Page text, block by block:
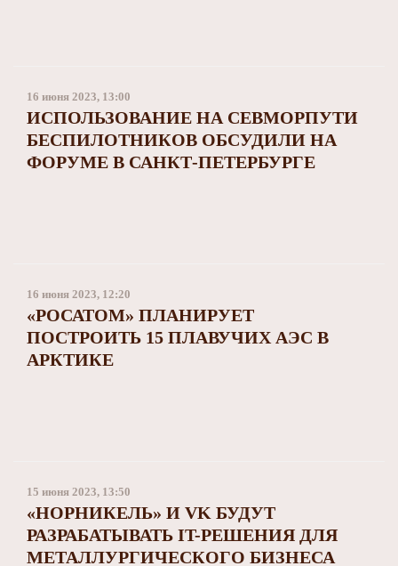
16 июня 2023, 13:00
ИСПОЛЬЗОВАНИЕ НА СЕВМОРПУТИ
БЕСПИЛОТНИКОВ ОБСУДИЛИ НА
ФОРУМЕ В САНКТ-ПЕТЕРБУРГЕ
16 июня 2023, 12:20
«РОСАТОМ» ПЛАНИРУЕТ
ПОСТРОИТЬ 15 ПЛАВУЧИХ АЭС В
АРКТИКЕ
15 июня 2023, 13:50
«НОРНИКЕЛЬ» И VK БУДУТ
РАЗРАБАТЫВАТЬ IT-РЕШЕНИЯ ДЛЯ
МЕТАЛЛУРГИЧЕСКОГО БИЗНЕСА